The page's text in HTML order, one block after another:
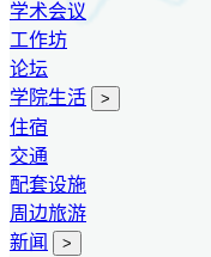
学术会议
工作坊
论坛
学院生活
>
住宿
交通
配套设施
周边旅游
新闻
>